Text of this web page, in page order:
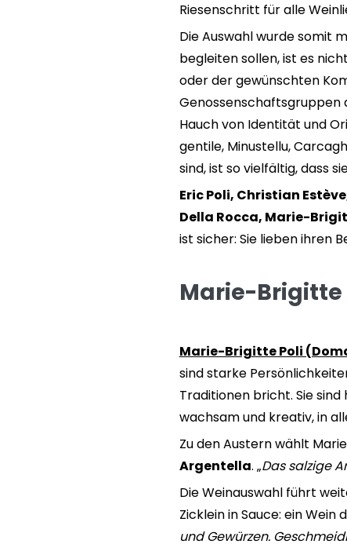
Riesenschritt für alle
Die Auswahl wurde somit
begleiten sollen, ist es
oder der gewünschten
Genossenschaftsgruppen
Hauch von Identität und
gentile, Minustellu,
sind, ist so vielfältig, dass
Eric Poli, Christian
Della Rocca, Marie-
ist sicher: Sie lieben ihren
Marie-Brigitte
Marie-Brigitte Poli
sind starke
Traditionen bricht. Sie
wachsam und kreativ, in
Zu den Austern wählt
Argentella. „Das salzige
Die Weinauswahl führt
Zicklein in Sauce: ein Wein
und Gewürzen.